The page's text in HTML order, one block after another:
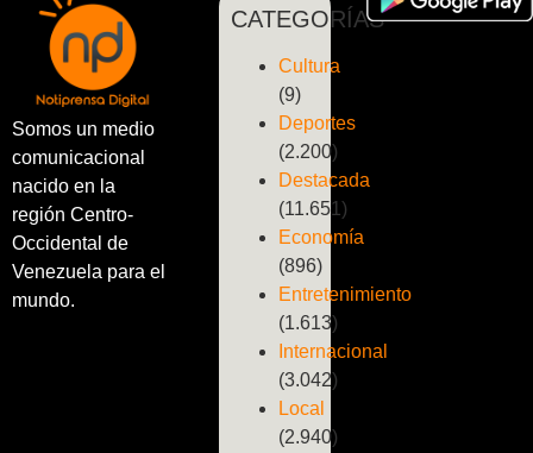
Somos un medio
comunicacional
nacido en la
región Centro-
Occidental de
Venezuela para el
mundo.
CATEGORÍAS
Cultura
(9)
Deportes
(2.200)
Destacada
(11.651)
Economía
(896)
Entretenimiento
(1.613)
Internacional
(3.042)
Local
(2.940)